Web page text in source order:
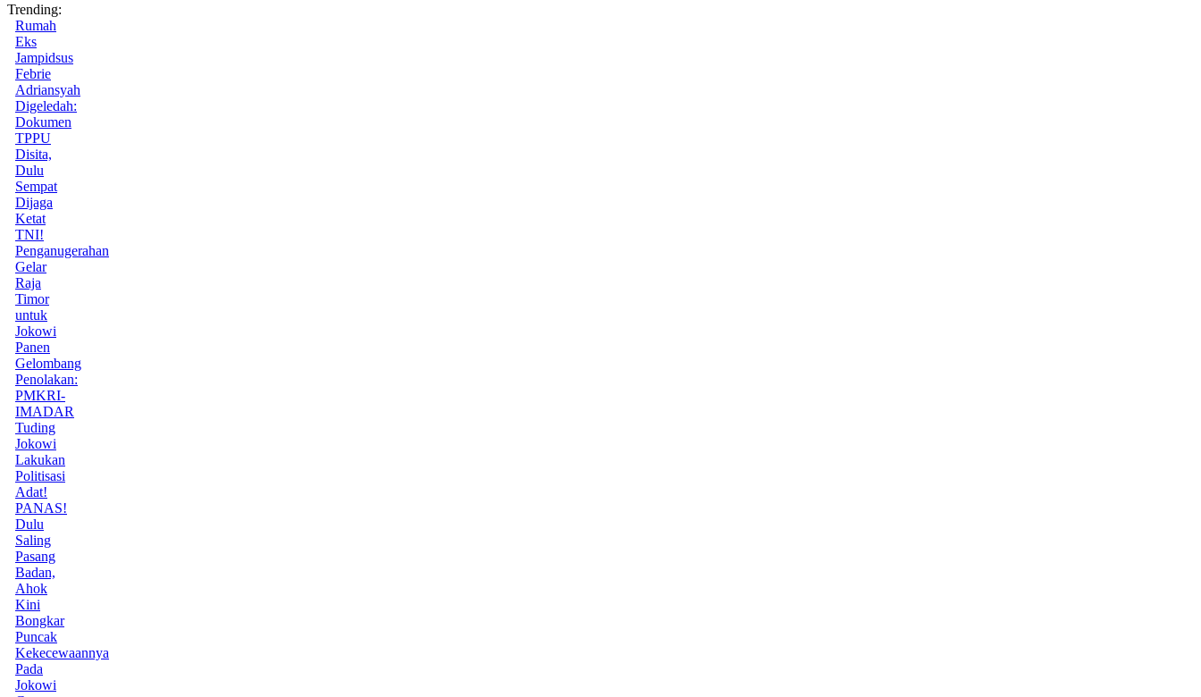
Trending:
Rumah
Eks
Jampidsus
Febrie
Adriansyah
Digeledah:
Dokumen
TPPU
Disita,
Dulu
Sempat
Dijaga
Ketat
TNI!
Penganugerahan
Gelar
Raja
Timor
untuk
Jokowi
Panen
Gelombang
Penolakan:
PMKRI-
IMADAR
Tuding
Jokowi
Lakukan
Politisasi
Adat!
PANAS!
Dulu
Saling
Pasang
Badan,
Ahok
Kini
Bongkar
Puncak
Kekecewaannya
Pada
Jokowi